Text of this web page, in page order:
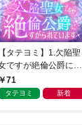
【タテヨミ】1.欠陥聖
ですが絶倫公爵にす
がられています
71
タテヨミ 新着